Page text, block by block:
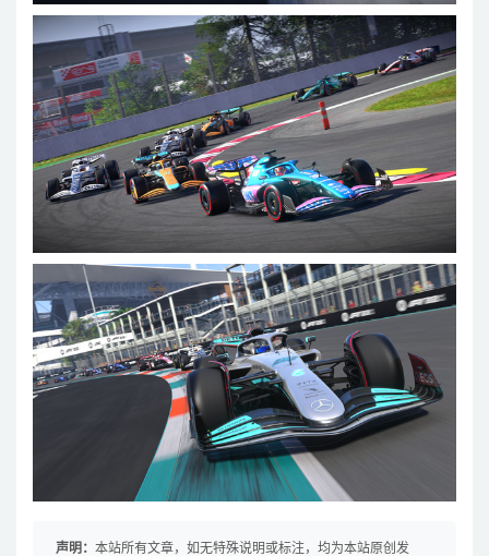
声明： 本站所有文章，如无特殊说明或标注，均为本站原创发